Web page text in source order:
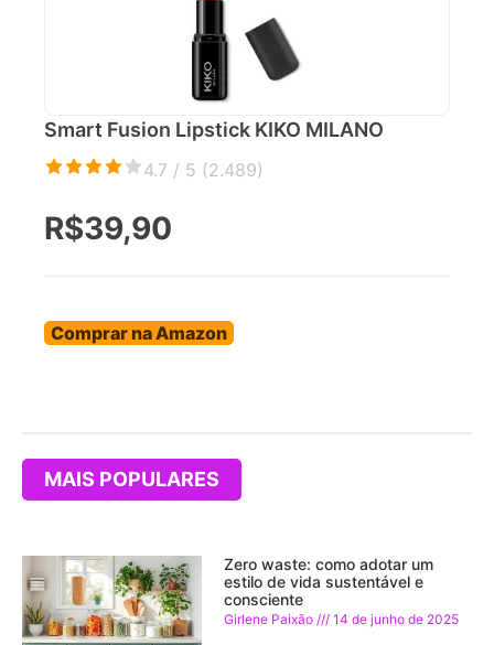
Smart Fusion Lipstick KIKO MILANO
4.7 / 5 (2.489)
R$39,90
Comprar na Amazon
MAIS POPULARES
Zero waste: como adotar um
estilo de vida sustentável e
consciente
Girlene Paixão 14 de junho de 2025